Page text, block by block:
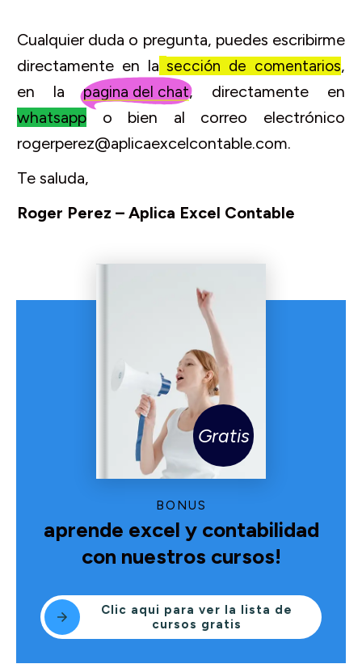
Cualquier duda o pregunta, puedes escribirme
directamente en la sección de comentarios,
en lapagina del chat, directamente en
whatsapp o bien al correo electrónico
rogerperez@aplicaexcelcontable.com.
Te saluda,
Roger Perez – Aplica Excel Contable
BONUS
aprende excel y contabilidad
con nuestros cursos!
Clic aqui para ver la lista de
cursos gratis
Gratis